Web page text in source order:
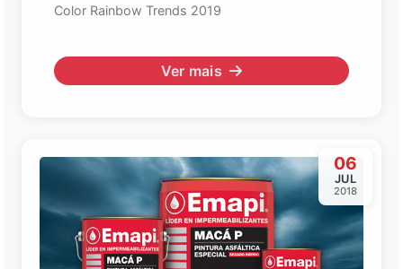
Color Rainbow Trends 2019
Ver mais
06
JUL
2018